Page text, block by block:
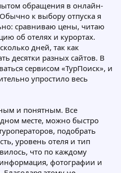
обращения в онлайн-
к выбору отпуска я
сравниваю цены, читаю
об отелях и курортах.
дней, так как
десятки разных сайтов. В
сервисом «ТурПоиск», и
упростило весь
и понятным. Все
месте, можно быстро
подобрать
уровень отеля и тип
что по каждому
фотографии и